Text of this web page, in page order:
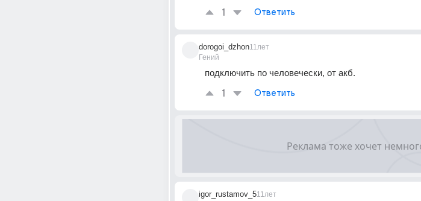
1 Ответить
dorogoi_dzhon
Гений
11лет
подключить по человечески, от акб.
1 Ответить
igor_rustamov_511лет